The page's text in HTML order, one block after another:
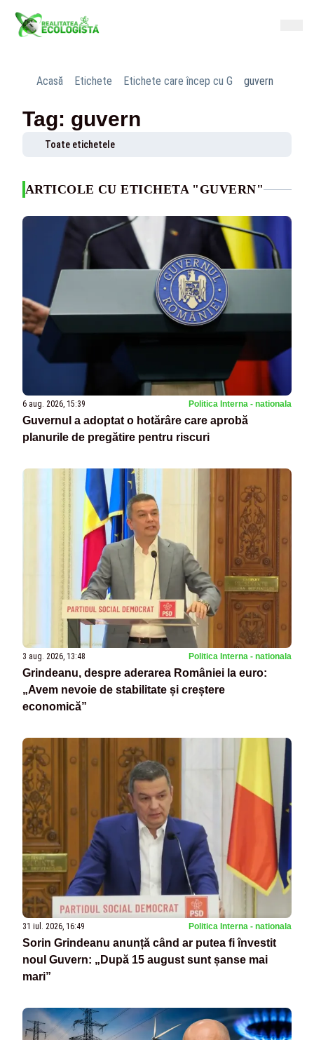
Acasă Etichete Etichete care încep cu G guvern
Tag: guvern
Toate etichetele
ARTICOLE CU ETICHETA "GUVERN"
6 aug. 2026, 15:39 Politica Interna - nationala
Guvernul a adoptat o hotărâre care aprobă
planurile de pregătire pentru riscuri
3 aug. 2026, 13:48 Politica Interna - nationala
Grindeanu, despre aderarea României la euro:
„Avem nevoie de stabilitate și creștere
economică”
31 iul. 2026, 16:49 Politica Interna - nationala
Sorin Grindeanu anunță când ar putea fi învestit
noul Guvern: „După 15 august sunt șanse mai
mari”